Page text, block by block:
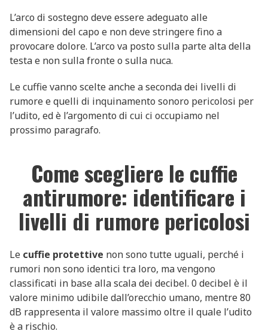
L’arco di sostegno deve essere adeguato alle
dimensioni del capo e non deve stringere fino a
provocare dolore. L’arco va posto sulla parte alta della
testa e non sulla fronte o sulla nuca.
Le cuffie vanno scelte anche a seconda dei livelli di
rumore e quelli di inquinamento sonoro pericolosi per
l’udito, ed è l’argomento di cui ci occupiamo nel
prossimo paragrafo.
Come scegliere le cuffie
antirumore: identificare i
livelli di rumore pericolosi
Le cuffie protettive non sono tutte uguali, perché i
rumori non sono identici tra loro, ma vengono
classificati in base alla scala dei decibel. 0 decibel è il
valore minimo udibile dall’orecchio umano, mentre 80
dB rappresenta il valore massimo oltre il quale l’udito
è a rischio.